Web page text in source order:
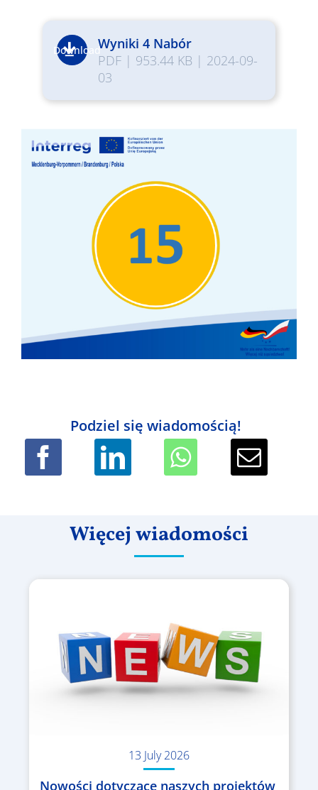
DownloadWyniki 4 Nabór
PDF| 953.44 KB | 2024-09-
03
Podziel się wiadomością!
Więcej wiadomości
13 July 2026
Nowości dotyczące naszych projektów